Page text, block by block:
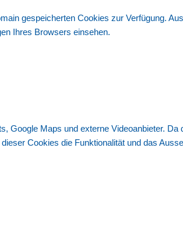
gespeicherten Cookies zur Verfügung.
Ihres Browsers einsehen.
Google Maps und externe Videoanbieter.
Cookies die Funktionalität und das